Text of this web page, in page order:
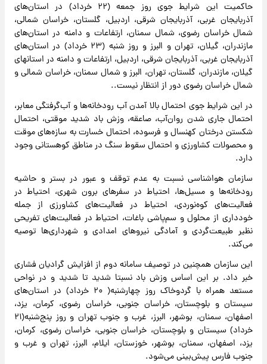
حاکمیت این شرایط جوی روز جمعه (۲۲ خرداد) در استان‌های
آذربایجان غربی، آذربایجان شرقی، اردبیل، گلستان، خراسان شمالی،
شمال خراسان رضوی، شمال سمنان، ارتفاعات و دامنه در استان‌های
مازندران، گیلان، تهران و البرز و روز شنبه (۲۳ خرداد) در استان‌های
آذربایجان غربی، آذربایجان شرقی، اردبیل، ارتفاعات و دامنه در استانهای
گیلان، مازندران، گلستان، تهران، البرز و شمال سمنان، خراسان شمالی و
شمال خراسان رضوی دور از انتظار نیست..
در این شرایط جوی احتمال بالا آمدن آب رودخانه‌ها و آب‌گرفتگی معابر،
احتمال جاری شدن روان‌آب، صاعقه، وزش باد شدید موقتی، احتمال
شکستن درختان کهنسال و فرسوده، احتمال خسارت به سازه‌های موقت
و محصولات کشاورزی و احتمال سقوط سنگ در مناطق کوهستانی وجود
دارد.
سازمان هواشناسی نسبت به عدم توقف و عبور در بستر و حاشیه
رودخانه‌ها و مسیل‌ها، احتیاط در سفرهای برون شهری، احتیاط در
فعالیت‌های کوه‌نوردی، احتیاط در فعالیت‌های کشاورزی از جمله
خودداری از محلول و سم‌پاشی باغات، احتیاط در فعالیت‌های تفریحی
نظیر طبیعت‌گردی و آمادگی نیروهای امدادی و شهرداری‌ها توصیه
می‌کند.
این سازمان همچنین در توصیف سامانه دوم از افزایش گرادیان فشاری
خبر داد. بر این اساس وزش باد نسبتا شدید تا شدید و در نواحی
مستعد همراه با گردوخاک روز چهارشنبه( ۲۰ خرداد) در استان‌های
سیستان و بلوچستان، خراسان جنوبی، خراسان رضوی، کرمان، یزد،
اصفهان، سمنان، بوشهر، البرز، غرب و جنوب تهران و روز پنج‌شنبه(۲۱
خرداد) سیستان و بلوچستان، خراسان جنوبی، خراسان رضوی، کرمان،
یزد، اصفهان، سمنان، بوشهر، خوزستان، ایلام، البرز، تهران و غرب و
جنوب فارس پیش‌بینی می‌شود.